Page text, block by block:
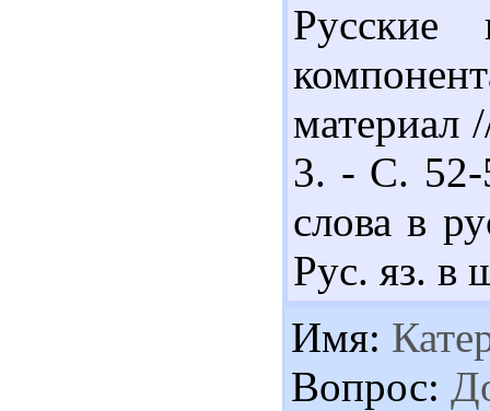
Русские
материал
3. - С. 52-
слова в
Рус. яз. в
Имя:
Вопрос: